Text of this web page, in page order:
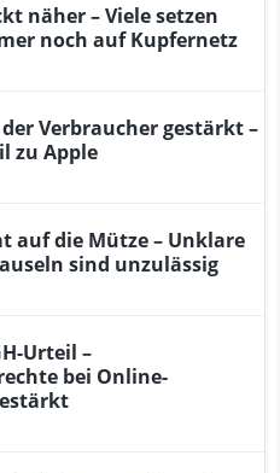
näher – Viele setzen
noch auf Kupfernetz
Verbraucher gestärkt –
zu Apple
auf die Mütze – Unklare
sind unzulässig
Urteil –
bei Online-